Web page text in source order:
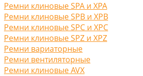
Ремни клиновые SPA и XPA
Ремни клиновые SPB и XPB
Ремни клиновые SPC и XPC
Ремни клиновые SPZ и XPZ
Ремни вариаторные
Ремни вентиляторные
Ремни клиновые AVX